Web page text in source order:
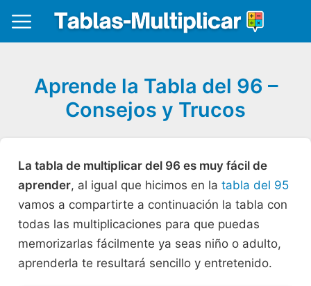
Aprende la Tabla del 96 –
Consejos y Trucos
La tabla de multiplicar del 96 es muy fácil de
aprender, al igual que hicimos en la tabla del 95
vamos a compartirte a continuación la tabla con
todas las multiplicaciones para que puedas
memorizarlas fácilmente ya seas niño o adulto,
aprenderla te resultará sencillo y entretenido.